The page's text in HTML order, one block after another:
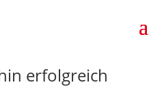
erfolgreich